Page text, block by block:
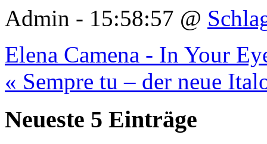
Admin - 15:58:57 @
Elena Camena - In Your
« Sempre tu – der neue
Neueste 5 Einträge